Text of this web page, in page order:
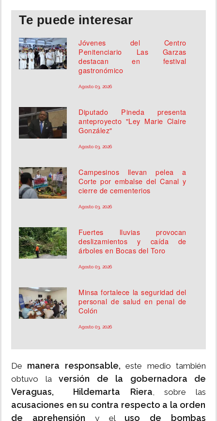
Te puede interesar
Jóvenes del Centro
Penitenciario Las Garzas
destacan en festival
gastronómico
Agosto 03, 2026
Diputado Pineda presenta
anteproyecto "Ley Marie Claire
González"
Agosto 03, 2026
Campesinos llevan pelea a
Corte por embalse del Canal y
cierre de cementerios
Agosto 03, 2026
Fuertes lluvias provocan
deslizamientos y caída de
árboles en Bocas del Toro
Agosto 03, 2026
Minsa fortalece la seguridad del
personal de salud en penal de
Colón
Agosto 03, 2026
De manera responsable, este medio también
obtuvo laversión de la gobernadora de
Veraguas, Hildemarta Riera, sobre las
acusaciones en su contra respecto a la orden
de aprehensión y el uso de bombas